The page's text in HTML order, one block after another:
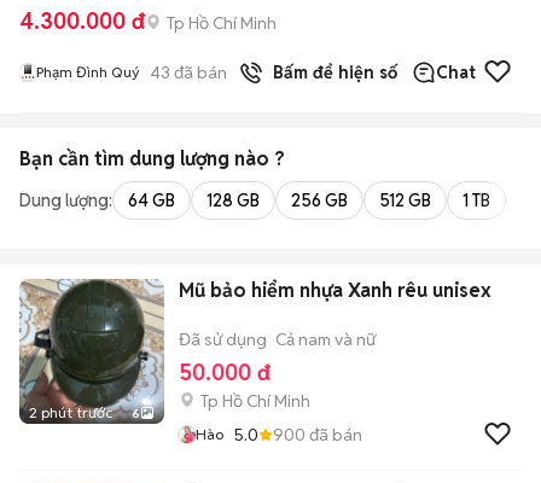
4.300.000 đ Tp Hồ Chí Minh
Phạm Đình Quý 43 đã bán Bấm để hiện số Chat
Bạn cần tìm dung lượng nào ?
Dung lượng: 64 GB 128 GB 256 GB 512 GB 1 TB
2 phút trước 6
Mũ bảo hiểm nhựa Xanh rêu unisex
Đã sử dụng Cả nam và nữ
50.000 đ
Tp Hồ Chí Minh
Hào 5.0 900 đã bán